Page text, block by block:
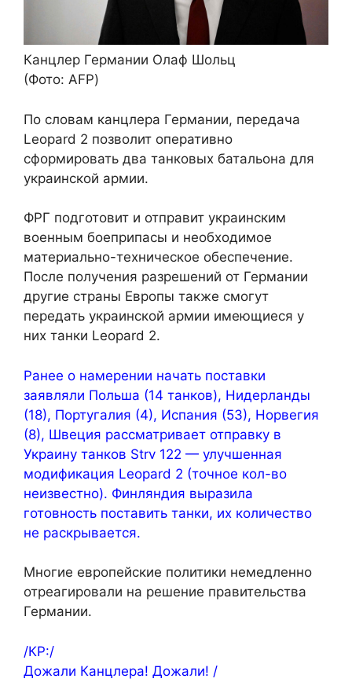
Канцлер Германии Олаф Шольц
(Фото: AFP)
По словам канцлера Германии, передача
Leopard 2 позволит оперативно
сформировать два танковых батальона для
украинской армии.
ФРГ подготовит и отправит украинским
военным боеприпасы и необходимое
материально-техническое обеспечение.
После получения разрешений от Германии
другие страны Европы также смогут
передать украинской армии имеющиеся у
них танки Leopard 2.
Ранее о намерении начать поставки
заявляли Польша (14 танков), Нидерланды
(18), Португалия (4), Испания (53), Норвегия
(8), Швеция рассматривает отправку в
Украину танков Strv 122 — улучшенная
модификация Leopard 2 (точное кол-во
неизвестно). Финляндия выразила
готовность поставить танки, их количество
не раскрывается.
Многие европейские политики немедленно
отреагировали на решение правительства
Германии.
/КР:/
Дожали Канцлера! Дожали! /